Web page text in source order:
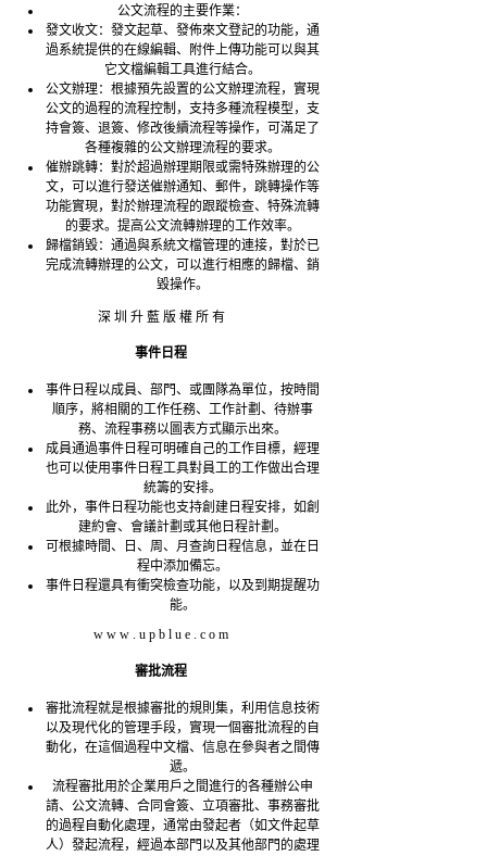
公文流程的主要作業：
發文收文：發文起草、發佈來文登記的功能，通
過系統提供的在線編輯、附件上傳功能可以與其
它文檔編輯工具進行結合。
公文辦理：根據預先設置的公文辦理流程，實現
公文的過程的流程控制，支持多種流程模型，支
持會簽、退簽、修改後續流程等操作，可滿足了
各種複雜的公文辦理流程的要求。
催辦跳轉：對於超過辦理期限或需特殊辦理的公
文，可以進行發送催辦通知、郵件，跳轉操作等
功能實現，對於辦理流程的跟蹤檢查、特殊流轉
的要求。提高公文流轉辦理的工作效率。
歸檔銷毀：通過與系統文檔管理的連接，對於已
完成流轉辦理的公文，可以進行相應的歸檔、銷
毀操作。
深 圳 升 藍 版 權 所 有
事件日程
事件日程以成員、部門、或團隊為單位，按時間
順序，將相關的工作任務、工作計劃、待辦事
務、流程事務以圖表方式顯示出來。
成員通過事件日程可明確自己的工作目標，經理
也可以使用事件日程工具對員工的工作做出合理
統籌的安排。
此外，事件日程功能也支持創建日程安排，如創
建約會、會議計劃或其他日程計劃。
可根據時間、日、周、月查詢日程信息，並在日
程中添加備忘。
事件日程還具有衝突檢查功能，以及到期提醒功
能。
w w w . u p b l u e . c o m
審批流程
審批流程就是根據審批的規則集，利用信息技術
以及現代化的管理手段，實現一個審批流程的自
動化，在這個過程中文檔、信息在參與者之間傳
遞。
流程審批用於企業用戶之間進行的各種辦公申
請、公文流轉、合同會簽、立項審批、事務審批
的過程自動化處理，通常由發起者（如文件起草
人）發起流程，經過本部門以及其他部門的處理